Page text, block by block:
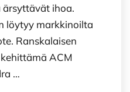
ihoa.
löytyy markkinoilta
Ranskalaisen
ACM
…